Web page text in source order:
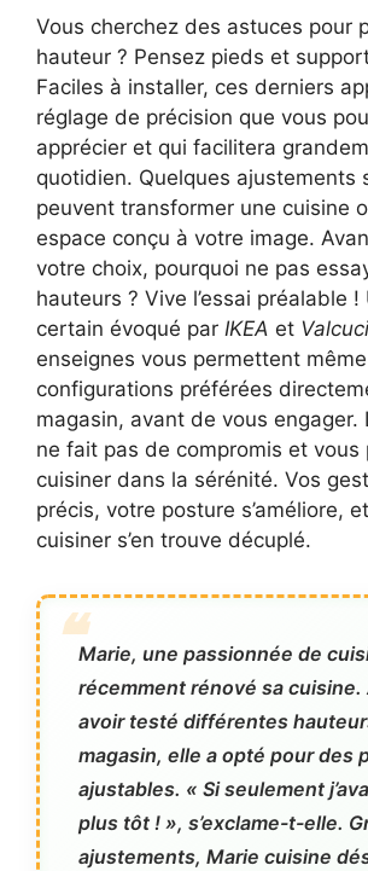
Vous cherchez des astuces pour
hauteur ? Pensez pieds et
Faciles à installer, ces derniers
réglage de précision que vous
apprécier et qui facilitera
quotidien. Quelques ajustements
peuvent transformer une cuisine
espace conçu à votre image.
votre choix, pourquoi ne pas
hauteurs ? Vive l’essai préalable
certain évoqué par IKEA et
enseignes vous permettent
configurations préférées
magasin, avant de vous engager.
ne fait pas de compromis et vous
cuisiner dans la sérénité. Vos
précis, votre posture s’améliore,
cuisiner s’en trouve décuplé.
Marie, une passionnée de
récemment rénové sa cuisine.
avoir testé différentes
magasin, elle a opté pour des
ajustables. « Si seulement
plus tôt ! », s’exclame-t-elle.
ajustements, Marie cuisine